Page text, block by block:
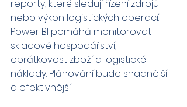
reporty, které sledují řízení zdrojů
nebo výkon logistických operací.
Power BI pomáhá monitorovat
skladové hospodářství,
obrátkovost zboží a logistické
náklady. Plánování bude snadnější
a efektivnější.